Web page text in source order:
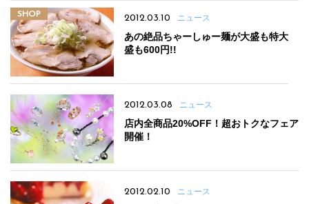
SHOP 2012.03.10 ニュース
あの絶品ちゃーしゅー麺が大盛も特大
盛も600円!!
2012.03.08 ニュース
店内全商品20%OFF！超おトクなフェア
開催！
2012.02.10 ニュース